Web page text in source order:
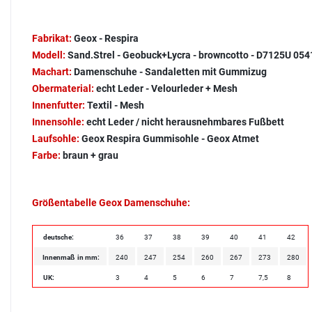
Fabrikat: Geox - Respira
Modell: Sand.Strel - Geobuck+Lycra - browncotto - D7125U
Machart: Damenschuhe - Sandaletten mit Gummizug
Obermaterial: echt Leder - Velourleder + Mesh
Innenfutter: Textil - Mesh
Innensohle: echt Leder / nicht herausnehmbares Fußbett
Laufsohle: Geox Respira Gummisohle - Geox Atmet
Farbe: braun + grau
Größentabelle Geox Damenschuhe:
deutsche: 36 37 38 39 40 41 42
Innenmaß in mm: 240 247 254 260 267 273 280
UK: 3 4 5 6 7 7,5 8